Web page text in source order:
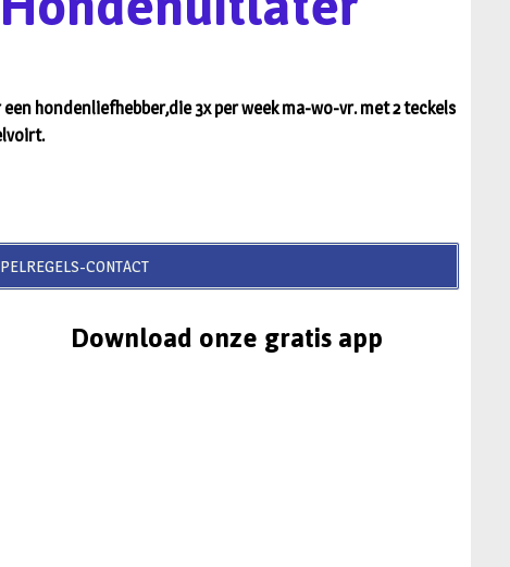
een hondenliefhebber,die 3x per week ma-wo-vr. met 2 teckels
CONTACT
Download onze gratis app